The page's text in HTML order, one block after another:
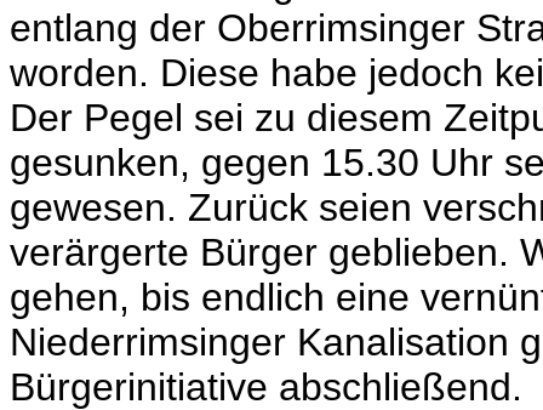
entlang der Oberrimsinger
worden. Diese habe jedoch
Der Pegel sei zu diesem
gesunken, gegen 15.30 Uhr
gewesen. Zurück seien
verärgerte Bürger geblieben.
gehen, bis endlich eine
Niederrimsinger Kanalisation
Bürgerinitiative abschließend.